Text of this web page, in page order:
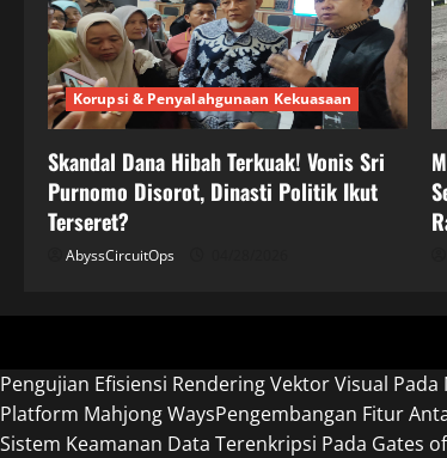
Korupsi & Penyalahgunaan Kekuasaan
Skandal Dana Hibah Terkuak! Vonis Sri
Purnomo Disorot, Dinasti Politik Ikut
Terseret?
AbyssCircuitOps
Pengujian Efisiensi Rendering Vektor Visual Pada
Platform Mahjong WaysPengembangan Fitur
Sistem Keamanan Data Terenkripsi Pada Gates